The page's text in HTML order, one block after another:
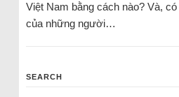
Việt Nam bằng cách nào? Và,
của những người…
SEARCH